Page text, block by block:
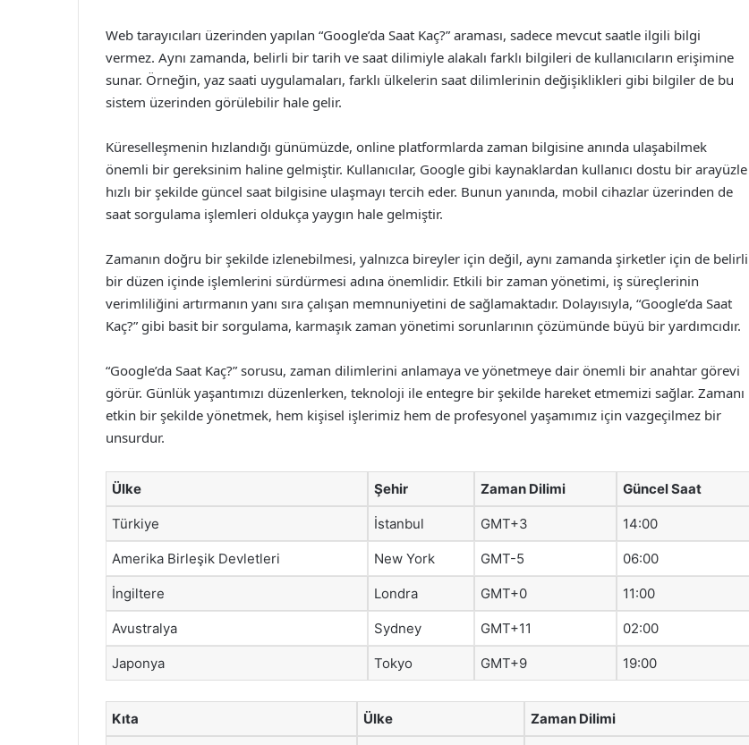
Web tarayıcıları üzerinden yapılan “Google’da Saat Kaç?” araması, sadece mevcut saatle ilgili bilgi
vermez. Aynı zamanda, belirli bir tarih ve saat dilimiyle alakalı farklı bilgileri de kullanıcıların erişimine
sunar. Örneğin, yaz saati uygulamaları, farklı ülkelerin saat dilimlerinin değişiklikleri gibi bilgiler de bu
sistem üzerinden görülebilir hale gelir.
Küreselleşmenin hızlandığı günümüzde, online platformlarda zaman bilgisine anında ulaşabilmek
önemli bir gereksinim haline gelmiştir. Kullanıcılar, Google gibi kaynaklardan kullanıcı dostu bir arayüzle
hızlı bir şekilde güncel saat bilgisine ulaşmayı tercih eder. Bunun yanında, mobil cihazlar üzerinden de
saat sorgulama işlemleri oldukça yaygın hale gelmiştir.
Zamanın doğru bir şekilde izlenebilmesi, yalnızca bireyler için değil, aynı zamanda şirketler için de belirli
bir düzen içinde işlemlerini sürdürmesi adına önemlidir. Etkili bir zaman yönetimi, iş süreçlerinin
verimliliğini artırmanın yanı sıra çalışan memnuniyetini de sağlamaktadır. Dolayısıyla, “Google’da Saat
Kaç?” gibi basit bir sorgulama, karmaşık zaman yönetimi sorunlarının çözümünde büyü bir yardımcıdır.
“Google’da Saat Kaç?” sorusu, zaman dilimlerini anlamaya ve yönetmeye dair önemli bir anahtar görevi
görür. Günlük yaşantımızı düzenlerken, teknoloji ile entegre bir şekilde hareket etmemizi sağlar. Zamanı
etkin bir şekilde yönetmek, hem kişisel işlerimiz hem de profesyonel yaşamımız için vazgeçilmez bir
unsurdur.
Ülke Şehir Zaman Dilimi Güncel Saat
Türkiye İstanbul GMT+3 14:00
Amerika Birleşik Devletleri New York GMT-5 06:00
İngiltere Londra GMT+0 11:00
Avustralya Sydney GMT+11 02:00
Japonya Tokyo GMT+9 19:00
Kıta Ülke Zaman Dilimi